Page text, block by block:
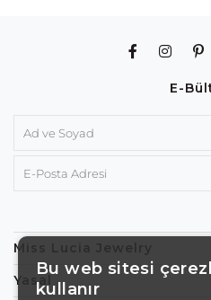
E-
Miss Lucia Jewelry
Yasal
Bu web sitesi
kullanır